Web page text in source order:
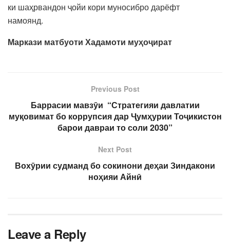
ки шаҳрвандон ҷойи кори муносибро дарёфт
намоянд.
Маркази матбуоти Хадамоти муҳоҷират
Previous Post
Баррасии мавзӯи “Стратегияи давлатии
муқовимат бо коррупсия дар Ҷумҳурии Тоҷикистон
барои давраи то соли 2030”
Next Post
Вохӯрии судманд бо сокинони деҳаи Зиндакони
ноҳияи Айнӣ
Leave a Reply